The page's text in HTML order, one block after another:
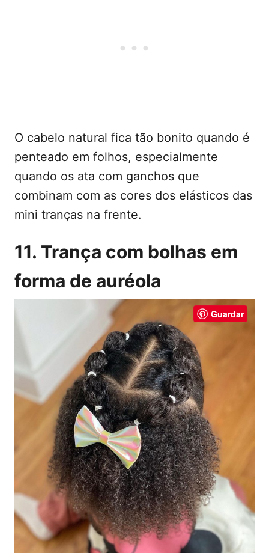
O cabelo natural fica tão bonito quando é
penteado em folhos, especialmente
quando os ata com ganchos que
combinam com as cores dos elásticos das
mini tranças na frente.
11. Trança com bolhas em
forma de auréola
Guardar